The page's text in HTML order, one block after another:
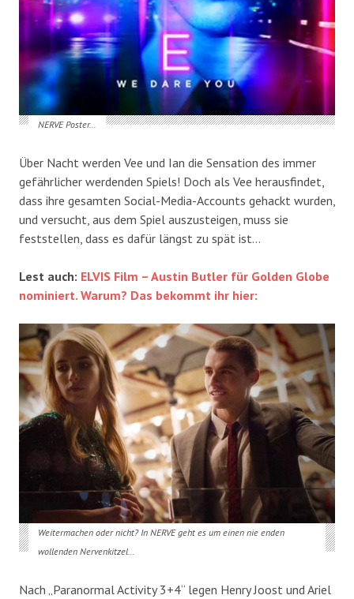
NERVE Poster…
Über Nacht werden Vee und Ian die Sensation des immer
gefährlicher werdenden Spiels! Doch als Vee herausfindet,
dass ihre gesamten Social-Media-Accounts gehackt wurden,
und versucht, aus dem Spiel auszusteigen, muss sie
feststellen, dass es dafür längst zu spät ist…
Lest auch: ELVIS Film – Austin Butler für Golden Globe
nominiert. Warum? Das bekommt ihr hier:
Weitermachen oder nicht? In NERVE geht es um einen nie enden
wollenden Nervenkitzel…
Nach „Paranormal Activity 3+4“ legen Henry Joost und Ariel